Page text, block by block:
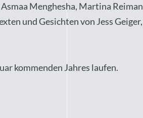
Menghesha, Martina
und Gesichten von Jess
kommenden Jahres laufen.